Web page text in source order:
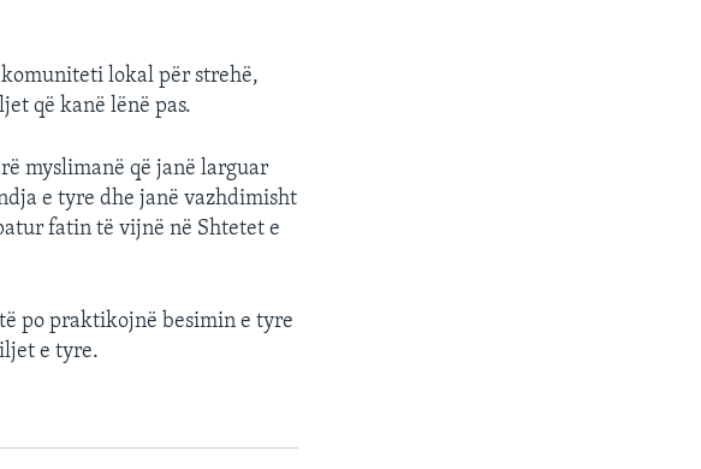
lokal për strehë,
që kanë lënë pas.
myslimanë që janë larguar
e tyre dhe janë vazhdimisht
fatin të vijnë në Shtetet e
po praktikojnë besimin e tyre
e tyre.